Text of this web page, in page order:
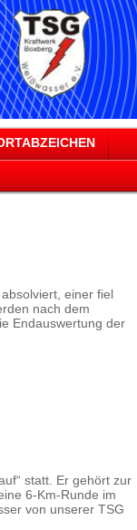
einer fiel
nach dem
Endauswertung der
statt. Er gehört zur
6-Km-Runde im
von unserer TSG